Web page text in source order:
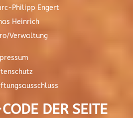
Philipp Engert
Heinrich
Verwaltung
DER SEITE